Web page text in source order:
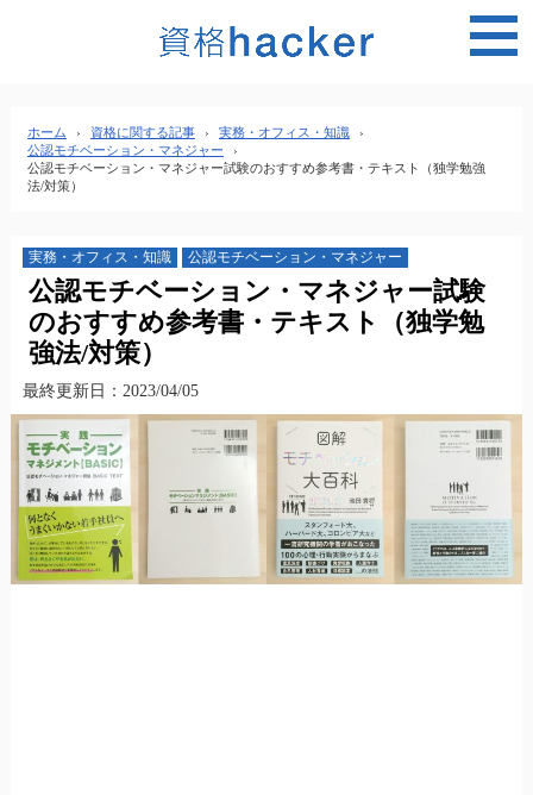
ホーム › 資格に関する記事 › 実務・オフィス・知識
›
公認モチベーション・マネジャー
›
公認モチベーション・マネジャー試験のおすすめ参考書・テキスト（独学勉強
法/対策）
実務・オフィス・知識 公認モチベーション・マネジャー
公認モチベーション・マネジャー試験
のおすすめ参考書・テキスト（独学勉
強法/対策）
最終更新日：2023/04/05